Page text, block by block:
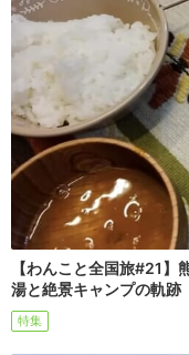
【わんこと全国旅#21
湯と絶景キャンプの軌跡
特集